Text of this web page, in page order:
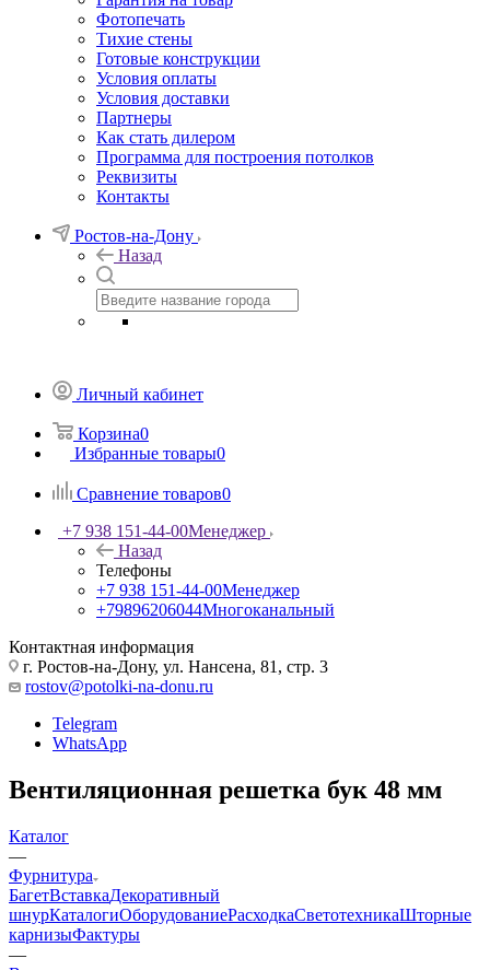
Фотопечать
Тихие стены
Готовые конструкции
Условия оплаты
Условия доставки
Партнеры
Как стать дилером
Программа для построения потолков
Реквизиты
Контакты
Ростов-на-Дону
Назад
Личный кабинет
Корзина0
Избранные товары0
Сравнение товаров0
+7 938 151-44-00Менеджер
Назад
Телефоны
+7 938 151-44-00Менеджер
+79896206044Многоканальный
Контактная информация
г. Ростов-на-Дону, ул. Нансена, 81, стр. 3
rostov@potolki-na-donu.ru
Telegram
WhatsApp
Вентиляционная решетка бук 48 мм
Каталог
—
Фурнитура
БагетВставкаДекоративный
шнурКаталогиОборудованиеРасходкаСветотехникаШторные
карнизыФактуры
—